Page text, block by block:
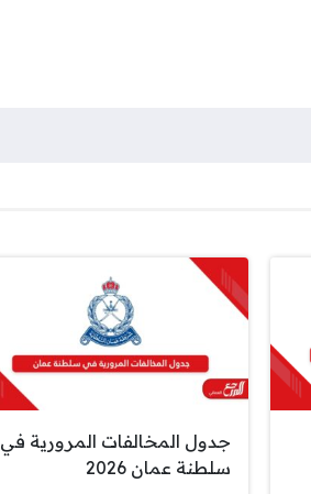
جدول المخالفات المرورية في
سلطنة عمان 2026